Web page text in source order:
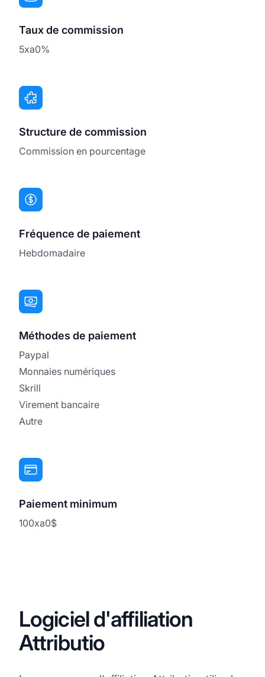
Taux de commission
5xa0%
Structure de commission
Commission en pourcentage
Fréquence de paiement
Hebdomadaire
Méthodes de paiement
Paypal
Monnaies numériques
Skrill
Virement bancaire
Autre
Paiement minimum
100xa0$
Logiciel d'affiliation
Attributio